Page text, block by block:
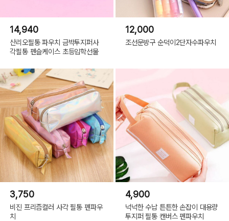
14,940
산리오필통 파우치 금박투지퍼사
각필통 펜슬케이스 초등입학선물
12,000
조선문방구 순덕이2단자수파우치
3,750
비진 프리즘컬러 사각 필통 펜파우
치
4,900
넉넉한 수납 튼튼한 손잡이 대용량
투지퍼 필통 캔버스 펜파우치